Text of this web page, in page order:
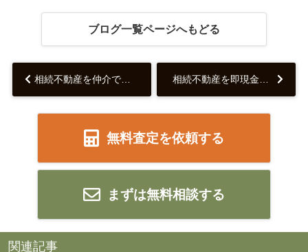
ブログ一覧ページへもどる
相続不動産を仲介で売るべき？買取と比較して後悔しない売却方法を徹底解説...
無料査定を依頼する
まずは無料相談する
関連記事